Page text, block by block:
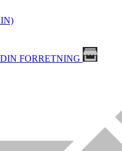
FORRETNING